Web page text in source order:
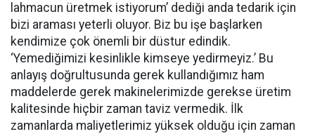
lahmacun üretmek istiyorum’ dediği anda tedarik için
bizi araması yeterli oluyor. Biz bu işe başlarken
kendimize çok önemli bir düstur edindik.
‘Yemediğimizi kesinlikle kimseye yedirmeyiz.’ Bu
anlayış doğrultusunda gerek kullandığımız ham
maddelerde gerek makinelerimizde gerekse üretim
kalitesinde hiçbir zaman taviz vermedik. İlk
zamanlarda maliyetlerimiz yüksek olduğu için zaman